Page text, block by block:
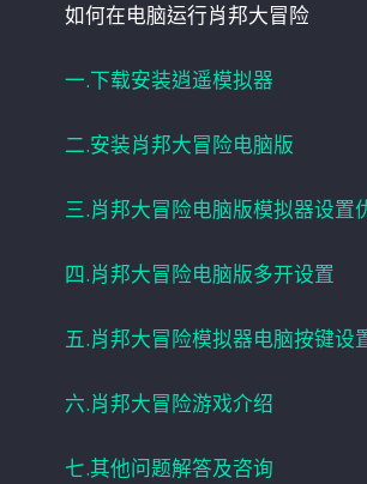
如何在电脑运行肖邦大冒险
一.下载安装逍遥模拟器
二.安装肖邦大冒险电脑版
三.肖邦大冒险电脑版模拟器设置
四.肖邦大冒险电脑版多开设置
五.肖邦大冒险模拟器电脑按键设
六.肖邦大冒险游戏介绍
七.其他问题解答及咨询